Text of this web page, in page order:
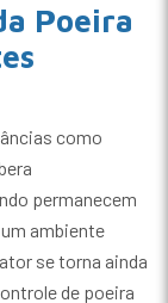
Poeira
como
permanecem
ambiente
se torna ainda
de poeira